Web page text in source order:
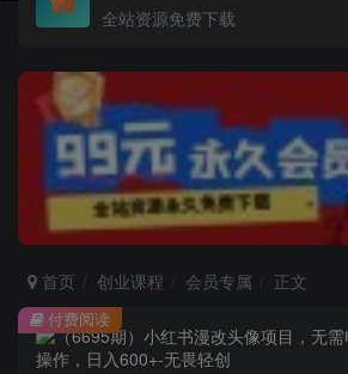
全站资源免费下载
首页 创业课程 会员专属 正文
付费阅读